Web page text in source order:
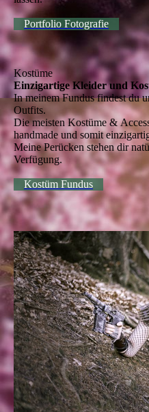
Portfolio Fotografie
Kostüme
Einzigartige Kleider und
In meinem Fundus findest du
Outfits.
Die meisten Kostüme &
handmade und somit
Meine Perücken stehen dir
Verfügung.
Kostüm Fundus